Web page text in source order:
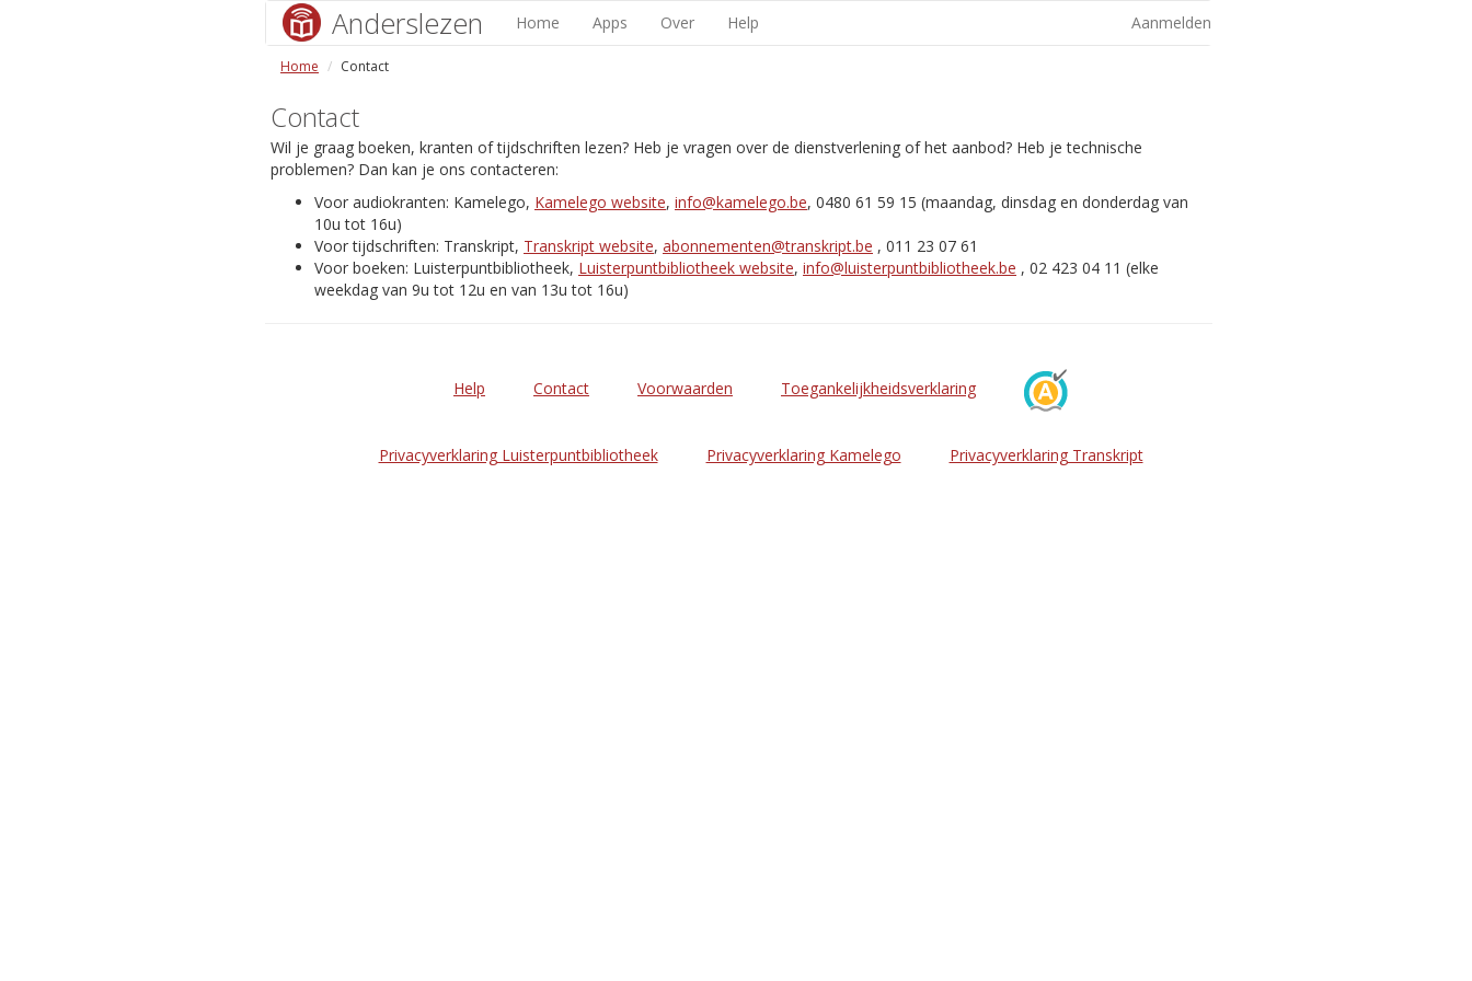
Anderslezen Home Apps Over Help Aanmelden
Home Contact
Contact
Wil je graag boeken, kranten of tijdschriften lezen? Heb je vragen over de dienstverlening of het aanbod? Heb je technische
problemen? Dan kan je ons contacteren:
Voor audiokranten: Kamelego, Kamelego website, info@kamelego.be, 0480 61 59 15 (maandag, dinsdag en donderdag van
10u tot 16u)
Voor tijdschriften: Transkript, Transkript website, abonnementen@transkript.be , 011 23 07 61
Voor boeken: Luisterpuntbibliotheek, Luisterpuntbibliotheek website, info@luisterpuntbibliotheek.be , 02 423 04 11 (elke
weekdag van 9u tot 12u en van 13u tot 16u)
Help Contact Voorwaarden Toegankelijkheidsverklaring
Privacyverklaring Luisterpuntbibliotheek Privacyverklaring Kamelego Privacyverklaring Transkript